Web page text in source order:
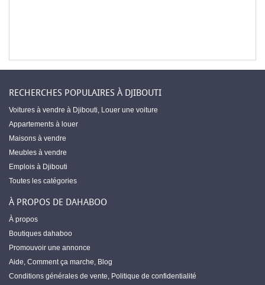
RECHERCHES POPULAIRES À DJIBOUTI
Voitures à vendre à Djibouti, Louer une voiture
Appartements à louer
Maisons à vendre
Meubles à vendre
Emplois à Djibouti
Toutes les catégories
À PROPOS DE DAHABOO
À propos
Boutiques dahaboo
Promouvoir une annonce
Aide, Comment ça marche, Blog
Conditions générales de vente, Politique de confidentialité